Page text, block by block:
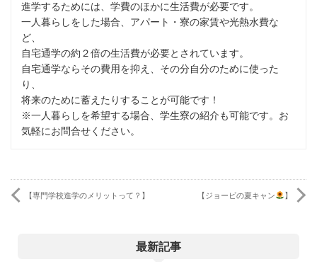
進学するためには、学費のほかに生活費が必要です。
一人暮らしをした場合、アパート・寮の家賃や光熱水費な
ど、
自宅通学の約２倍の生活費が必要とされています。
自宅通学ならその費用を抑え、その分自分のために使った
り、
将来のために蓄えたりすることが可能です！
※一人暮らしを希望する場合、学生寮の紹介も可能です。お
気軽にお問合せください。
【専門学校進学のメリットって？】 【ジョービの夏キャン 】
最新記事